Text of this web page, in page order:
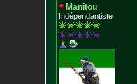
Manitou
Indépendantiste